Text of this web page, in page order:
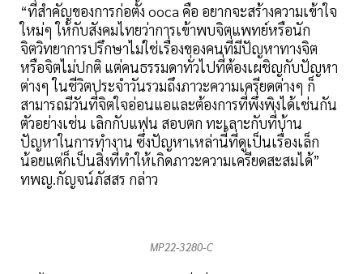
“ที่สำคัญของการก่อตั้ง ooca คือ อยากจะสร้างความเข้าใจ
ใหม่ๆ ให้กับสังคมไทยว่าการเข้าพบจิตแพทย์หรือนัก
จิตวิทยาการปรึกษาไม่ใช่เรื่องของคนที่มีปัญหาทางจิต
หรือจิตไม่ปกติ แต่คนธรรมดาทั่วไปที่ต้องเผชิญกับปัญหา
ต่างๆ ในชีวิตประจำวันรวมถึงภาวะความเครียดต่างๆ ก็
สามารถมีวันที่จิตใจอ่อนแอและต้องการที่พึ่งพิงได้เช่นกัน
ตัวอย่างเช่น เลิกกับแฟน สอบตก ทะเลาะกับที่บ้าน
ปัญหาในการทำงาน ซึ่งปัญหาเหล่านี้ที่ดูเป็นเรื่องเล็ก
น้อยแต่ก็เป็นสิ่งที่ทำให้เกิดภาวะความเครียดสะสมได้”
ทพญ.กัญจน์ภัสสร กล่าว
MP22-3280-C